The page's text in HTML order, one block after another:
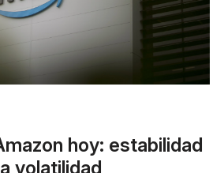
hoy: estabilidad
volatilidad